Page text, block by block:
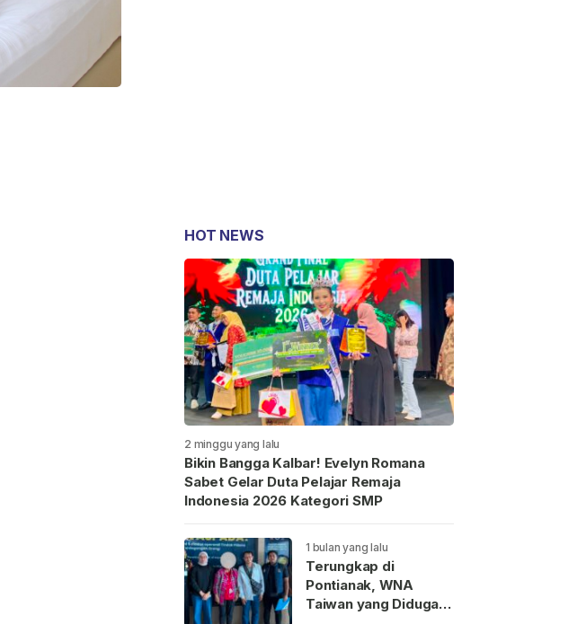
HOT NEWS
2 minggu yang lalu
Bikin Bangga Kalbar! Evelyn Romana
Sabet Gelar Duta Pelajar Remaja
Indonesia 2026 Kategori SMP
1 bulan yang lalu
Terungkap di
Pontianak, WNA
Taiwan yang Diduga